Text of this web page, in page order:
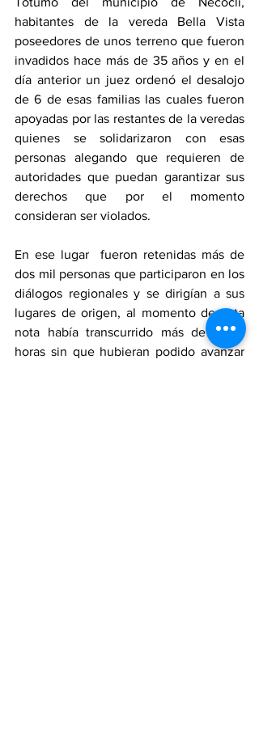
habitantes de la vereda Bella Vista
poseedores de unos terreno que fueron
invadidos hace más de 35 años y en el
día anterior un juez ordenó el desalojo
de 6 de esas familias las cuales fueron
apoyadas por las restantes de la veredas
quienes se solidarizaron con esas
personas alegando que requieren de
autoridades que puedan garantizar sus
derechos que por el momento
consideran ser violados.
En ese lugar  fueron retenidas más de
dos mil personas que participaron en los
diálogos regionales y se dirigían a sus
lugares de origen, al momento de esta
nota había transcurrido más de cinco
horas sin que hubieran podido avanzar